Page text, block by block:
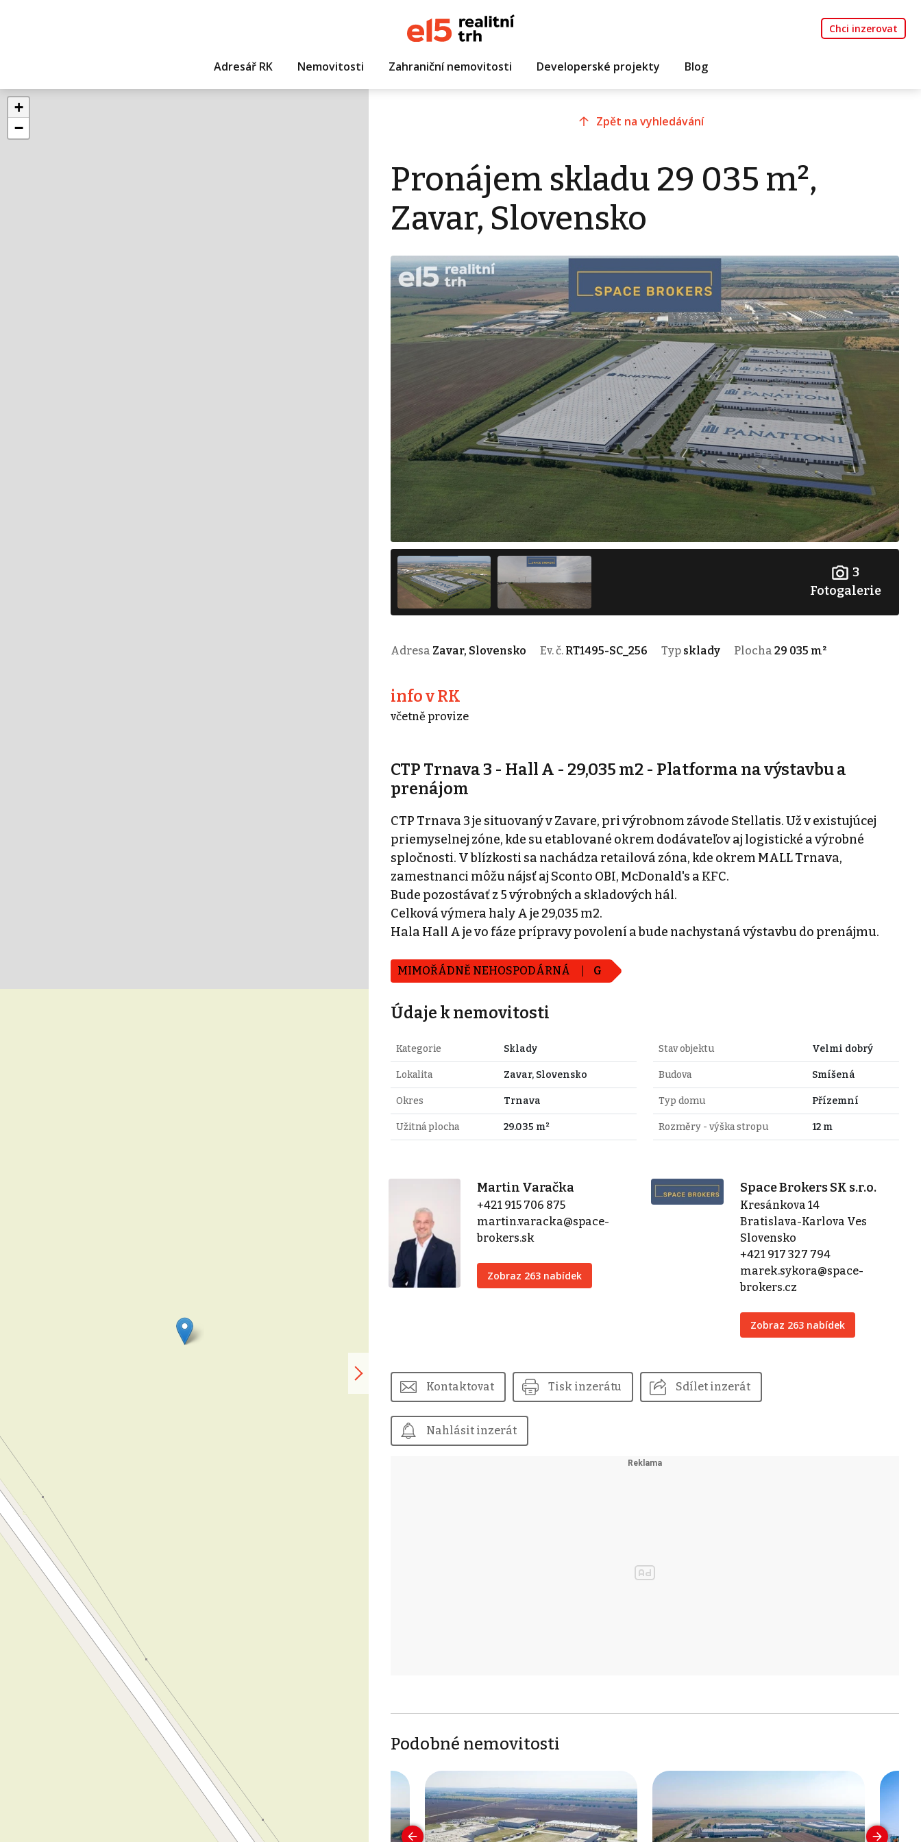
Chci inzerovat
Adresář RK Nemovitosti Zahraniční nemovitosti Developerské projekty Blog
+
−
Zpět na vyhledávání
Pronájem skladu 29 035 m²,
Zavar, Slovensko
3
Fotogalerie
Adresa Zavar, Slovensko Ev. č. RT1495-SC_256 Typ sklady Plocha 29 035 m²
info v RK
včetně provize
CTP Trnava 3 - Hall A - 29,035 m2 - Platforma na výstavbu a
prenájom
CTP Trnava 3 je situovaný v Zavare, pri výrobnom závode Stellatis. Už v existujúcej
priemyselnej zóne, kde su etablované okrem dodávateľov aj logistické a výrobné
spločnosti. V blízkosti sa nachádza retailová zóna, kde okrem MALL Trnava,
zamestnanci môžu nájsť aj Sconto OBI, McDonald's a KFC.
Bude pozostávať z 5 výrobných a skladových hál.
Celková výmera haly A je 29,035 m2.
Hala Hall A je vo fáze prípravy povolení a bude nachystaná výstavbu do prenájmu.
MIMOŘÁDNĚ NEHOSPODÁRNÁ G
Údaje k nemovitosti
Kategorie Sklady
Lokalita Zavar, Slovensko
Okres Trnava
Užitná plocha 29.035 m²
Stav objektu Velmi dobrý
Budova Smíšená
Typ domu Přízemní
Rozměry - výška stropu 12 m
Martin Varačka
+421 915 706 875
martin.varacka@space-
brokers.sk
Zobraz 263 nabídek
Space Brokers SK s.r.o.
Kresánkova 14
Bratislava-Karlova Ves
Slovensko
+421 917 327 794
marek.sykora@space-
brokers.cz
Zobraz 263 nabídek
Kontaktovat Tisk inzerátu Sdílet inzerát
Nahlásit inzerát
Podobné nemovitosti